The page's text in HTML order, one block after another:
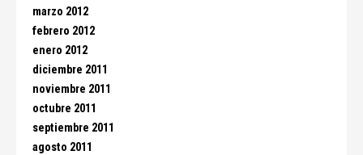
marzo 2012
febrero 2012
enero 2012
diciembre 2011
noviembre 2011
octubre 2011
septiembre 2011
agosto 2011